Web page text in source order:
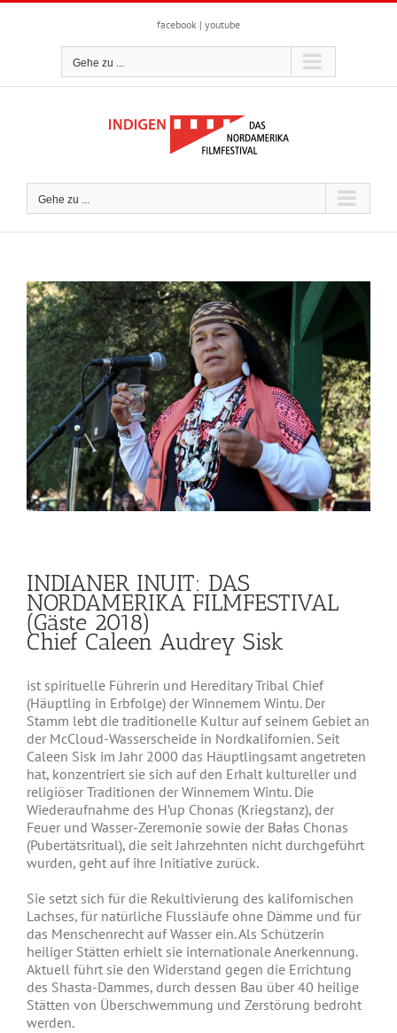
Zum
facebook | youtube
Gehe zu ...
Gehe zu ...
INDIANER INUIT: DAS
NORDAMERIKA FILMFESTIVAL
(Gäste 2018)
Chief Caleen Audrey Sisk
ist spirituelle Führerin und Hereditary Tribal Chief
(Häuptling in Erbfolge) der Winnemem Wintu. Der
Stamm lebt die traditionelle Kultur auf seinem Gebiet an
der McCloud-Wasserscheide in Nordkalifornien. Seit
Caleen Sisk im Jahr 2000 das Häuptlingsamt angetreten
hat, konzentriert sie sich auf den Erhalt kultureller und
religiöser Traditionen der Winnemem Wintu. Die
Wiederaufnahme des H’up Chonas (Kriegstanz), der
Feuer und Wasser-Zeremonie sowie der BaƗas Chonas
(Pubertätsritual), die seit Jahrzehnten nicht durchgeführt
wurden, geht auf ihre Initiative zurück.
Sie setzt sich für die Rekultivierung des kalifornischen
Lachses, für natürliche Flussläufe ohne Dämme und für
das Menschenrecht auf Wasser ein. Als Schützerin
heiliger Stätten erhielt sie internationale Anerkennung.
Aktuell führt sie den Widerstand gegen die Errichtung
des Shasta-Dammes, durch dessen Bau über 40 heilige
Stätten von Überschwemmung und Zerstörung bedroht
werden.